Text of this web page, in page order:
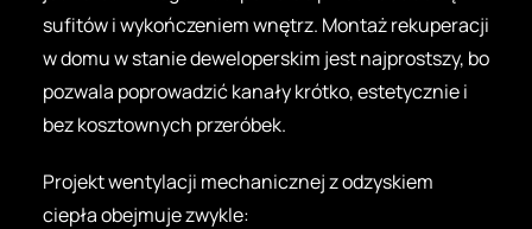
sufitów i wykończeniem wnętrz. Montaż rekuperacji
w domu w stanie deweloperskim jest najprostszy, bo
pozwala poprowadzić kanały krótko, estetycznie i
bez kosztownych przeróbek.
Projekt wentylacji mechanicznej z odzyskiem
ciepła obejmuje zwykle: